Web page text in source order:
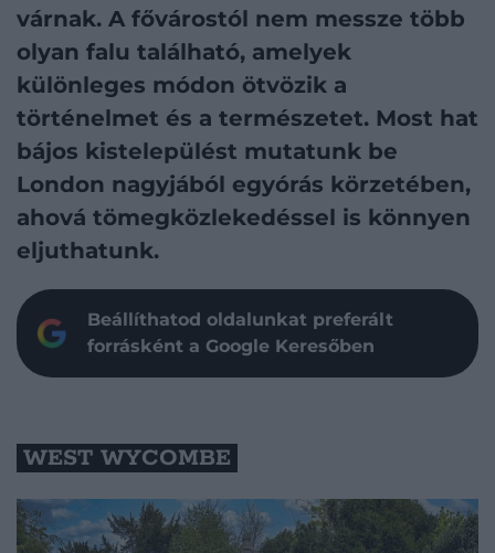
várnak. A fővárostól nem messze több
olyan falu található, amelyek
különleges módon ötvözik a
történelmet és a természetet. Most hat
bájos kistelepülést mutatunk be
London nagyjából egyórás körzetében,
ahová tömegközlekedéssel is könnyen
eljuthatunk.
Beállíthatod oldalunkat preferált
forrásként a Google Keresőben
WEST WYCOMBE